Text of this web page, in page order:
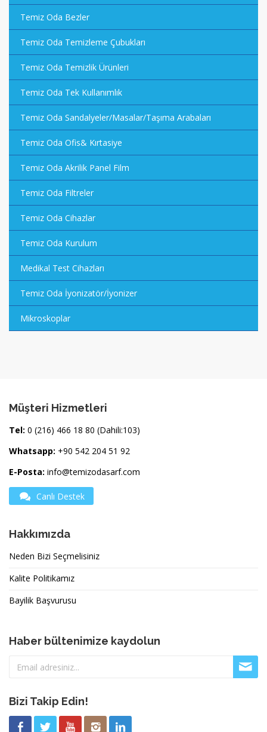
Temiz Oda Bezler
Temiz Oda Temizleme Çubukları
Temiz Oda Temizlik Ürünleri
Temiz Oda Tek Kullanımlık
Temiz Oda Sandalyeler/Masalar/Taşıma Arabaları
Temiz Oda Ofis& Kırtasiye
Temiz Oda Akrilik Panel Film
Temiz Oda Filtreler
Temiz Oda Cihazlar
Temiz Oda Kurulum
Medikal Test Cihazları
Temiz Oda İyonizatör/İyonizer
Mikroskoplar
Müşteri Hizmetleri
Tel: 0 (216) 466 18 80 (Dahili:103)
Whatsapp: +90 542 204 51 92
E-Posta: info@temizodasarf.com
Canlı Destek
Hakkımızda
Neden Bizi Seçmelisiniz
Kalite Politikamız
Bayilik Başvurusu
Haber bültenimize kaydolun
Bizi Takip Edin!